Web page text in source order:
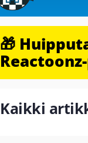
🎁
Kaikki